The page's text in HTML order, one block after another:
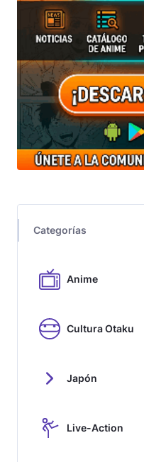
Categorías
Anime
Cultura Otaku
Japón
Live-Action